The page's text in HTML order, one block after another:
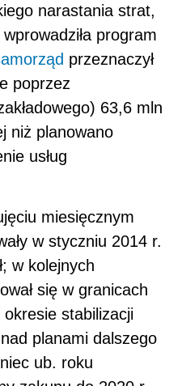
narastania strat,
program
przeznaczył
poprzez
63,6 mln
niż planowano
usług
miesięcznym
w styczniu 2014 r.
w kolejnych
się w granicach
stabilizacji
planami dalszego
ub. roku